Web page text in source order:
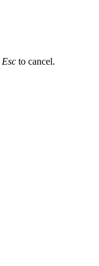
Esc to cancel.